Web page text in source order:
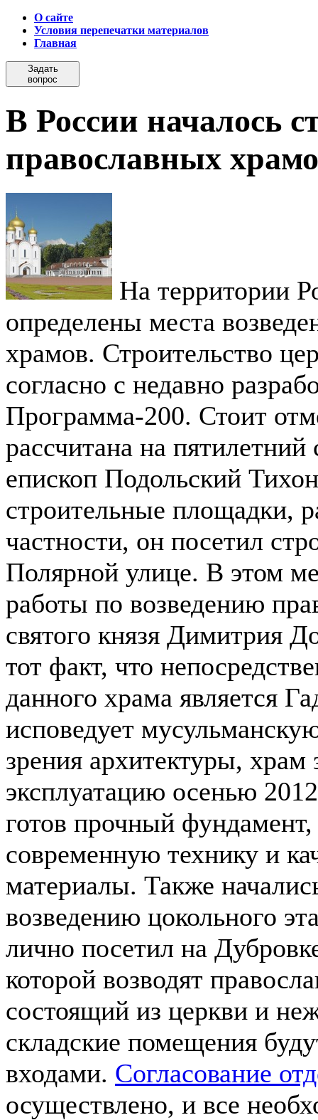
О сайте
Условия перепечатки материалов
Главная
Задать
вопрос
В России началось
православных
На территории
определены места
храмов. Строительство
согласно с недавно
Программа-200. Стоит
рассчитана на
епископ Подольский
строительные площадки,
частности, он посетил
Полярной улице. В этом
работы по возведению
святого князя Димитрия
тот факт, что
данного храма является
исповедует
зрения архитектуры, храм
эксплуатацию осенью
готов прочный
современную технику и
материалы. Также
возведению цокольного
лично посетил на
которой возводят
состоящий из церкви и
складские помещения
входами. Согласование
осуществлено, и все